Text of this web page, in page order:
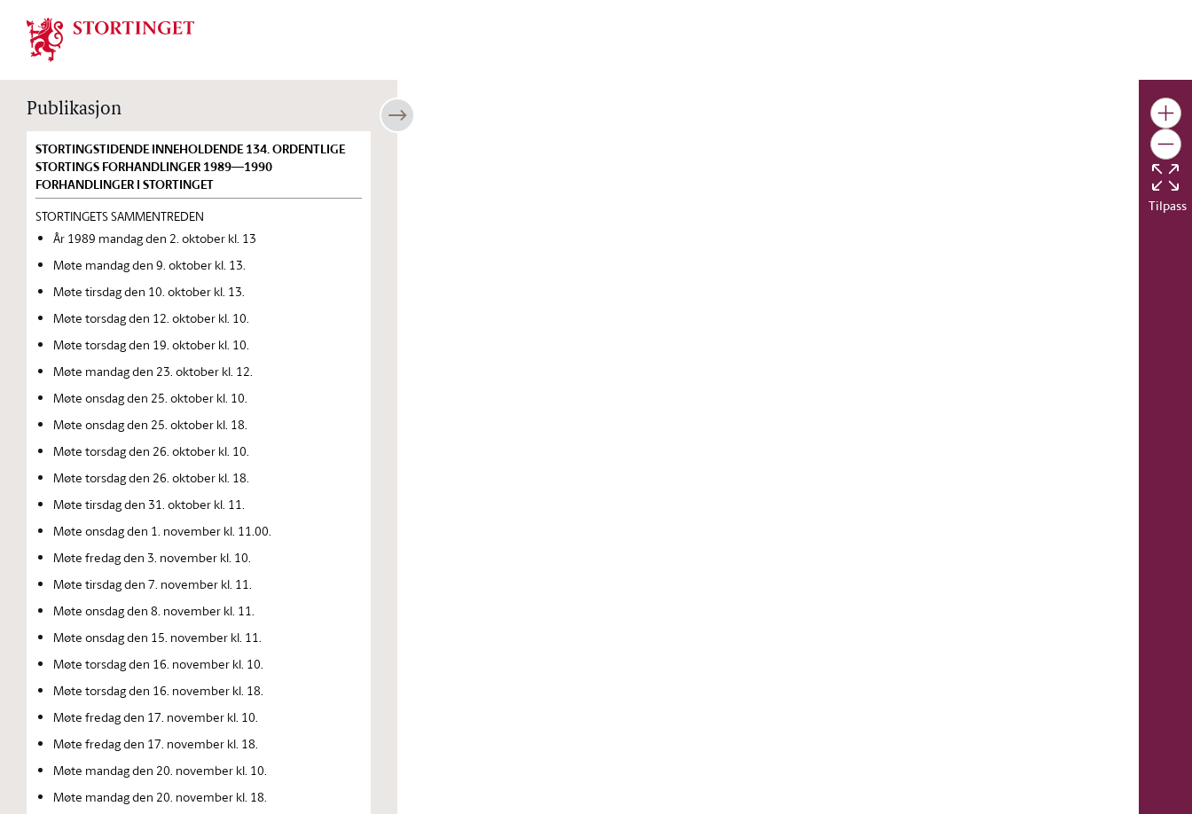
Stortinget.no
Publikasjon
STORTINGSTIDENDE INNEHOLDENDE 134. ORDENTLIGE
STORTINGS FORHANDLINGER 1989—1990
FORHANDLINGER I STORTINGET
STORTINGETS SAMMENTREDEN
År 1989 mandag den 2. oktober kl. 13
Møte mandag den 9. oktober kl. 13.
Møte tirsdag den 10. oktober kl. 13.
Møte torsdag den 12. oktober kl. 10.
Møte torsdag den 19. oktober kl. 10.
Møte mandag den 23. oktober kl. 12.
Møte onsdag den 25. oktober kl. 10.
Møte onsdag den 25. oktober kl. 18.
Møte torsdag den 26. oktober kl. 10.
Møte torsdag den 26. oktober kl. 18.
Møte tirsdag den 31. oktober kl. 11.
Møte onsdag den 1. november kl. 11.00.
Møte fredag den 3. november kl. 10.
Møte tirsdag den 7. november kl. 11.
Møte onsdag den 8. november kl. 11.
Møte onsdag den 15. november kl. 11.
Møte torsdag den 16. november kl. 10.
Møte torsdag den 16. november kl. 18.
Møte fredag den 17. november kl. 10.
Møte fredag den 17. november kl. 18.
Møte mandag den 20. november kl. 10.
Møte mandag den 20. november kl. 18.